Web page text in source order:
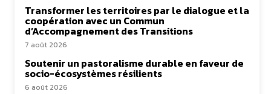
Transformer les territoires par le dialogue et la
coopération avec un Commun
d’Accompagnement des Transitions
7 août 2026
Soutenir un pastoralisme durable en faveur de
socio-écosystèmes résilients
6 août 2026